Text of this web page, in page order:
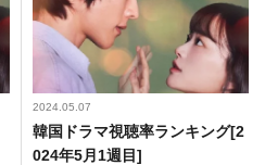
2024.05.07
韓国ドラマ視聴率ランキング[2
024年5月1週目]